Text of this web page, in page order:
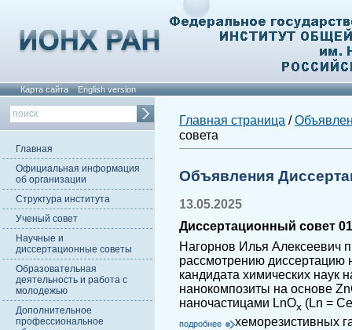
Карта сайта English version
Главная
Официальная информация
об организации
Структура института
Ученый совет
Научные и
диссертационные советы
Образовательная
деятельность и работа с
молодежью
Дополнительное
профессиональное
Главная страница /
совета
Объявления
13.05.2025
Диссертационный совет
Нагорнов Илья Алексеевич
рассмотрению диссертацию
кандидата химических наук
нанокомпозиты на основе
наночастицами LnOx (Ln =
хеморезистивных
подробнее